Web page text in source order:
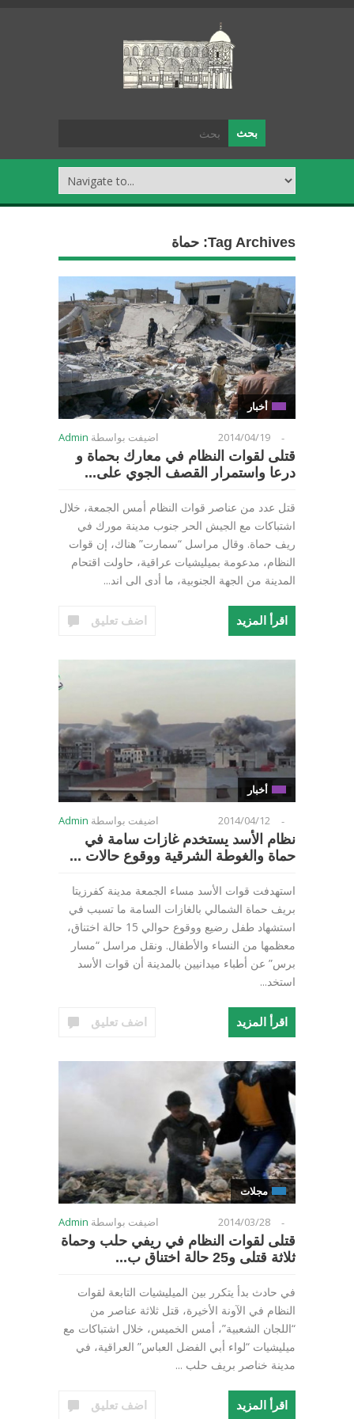
Tag Archives: حماة
أخبار
اضيفت بواسطة Admin -
2014/04/19
قتلى لقوات النظام في معارك بحماة و
درعا واستمرار القصف الجوي على...
قتل عدد من عناصر قوات النظام أمس الجمعة، خلال
اشتباكات مع الجيش الحر جنوب مدينة مورك في
ريف حماة. وقال مراسل “سمارت” هناك، إن قوات
النظام، مدعومة بميليشيات عراقية، حاولت اقتحام
المدينة من الجهة الجنوبية، ما أدى الى اند...
اقرأ المزيد اضف تعليق
أخبار
اضيفت بواسطة Admin -
2014/04/12
نظام الأسد يستخدم غازات سامة في
حماة والغوطة الشرقية ووقوع حالات ...
استهدفت قوات الأسد مساء الجمعة مدينة كفرزيتا
بريف حماة الشمالي بالغازات السامة ما تسبب في
استشهاد طفل رضيع ووقوع حوالي 15 حالة اختناق،
معظمها من النساء والأطفال. ونقل مراسل “مسار
برس” عن أطباء ميدانيين بالمدينة أن قوات الأسد
استخد...
اقرأ المزيد اضف تعليق
مجلات
اضيفت بواسطة Admin -
2014/03/28
قتلى لقوات النظام في ريفي حلب وحماة
ثلاثة قتلى و25 حالة اختناق ب...
في حادث بدأ يتكرر بين الميليشيات التابعة لقوات
النظام في الآونة الأخيرة، قتل ثلاثة عناصر من
“اللجان الشعبية”، أمس الخميس، خلال اشتباكات مع
ميليشيات “لواء أبي الفضل العباس” العراقية، في
مدينة خناصر بريف حلب ...
اقرأ المزيد اضف تعليق